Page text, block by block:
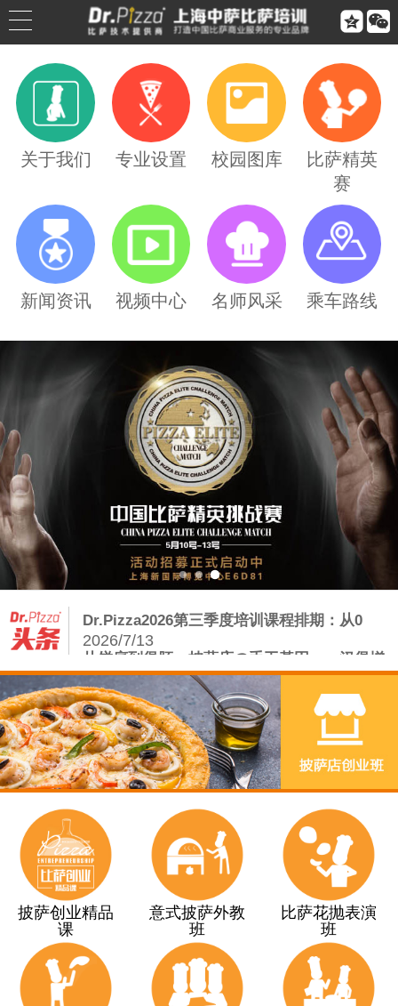


公司简介
公司荣誉
联系我们
合作伙伴
乘车路线
关于我们 专业设置 校园图库
比萨精英
赛
新闻资讯 视频中心 名师风采 乘车路线
Dr.Pizza2026第三季度培训课程排期：从0
2026/7/13
从饼底到堡胚：披萨店の手工基因——汉堡增
2026/8/5
披萨店如何借力手工汉堡炸鸡，打赢存量争夺
2026/7/23
复刻正宗拿坡里，从读懂这会呼吸的面团开始
2026/7/20
Dr.Pizza2026第三季度培训课程排期：从0
2026/7/13
从饼底到堡胚：披萨店の手工基因——汉堡增
量密码
2026/8/5
披萨创业精品
课
意式披萨外教
班
比萨花抛表演
班